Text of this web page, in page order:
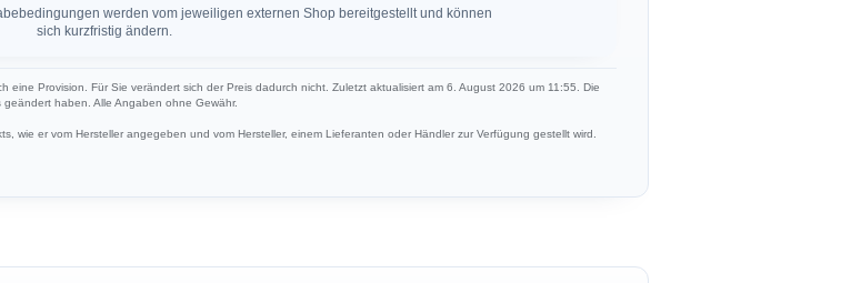
werden vom jeweiligen externen Shop bereitgestellt und können
sich kurzfristig ändern.
eine Provision. Für Sie verändert sich der Preis dadurch nicht. Zuletzt aktualisiert am 6. August 2026 um 11:55. Die
haben. Alle Angaben ohne Gewähr.
wie er vom Hersteller angegeben und vom Hersteller, einem Lieferanten oder Händler zur Verfügung gestellt wird.